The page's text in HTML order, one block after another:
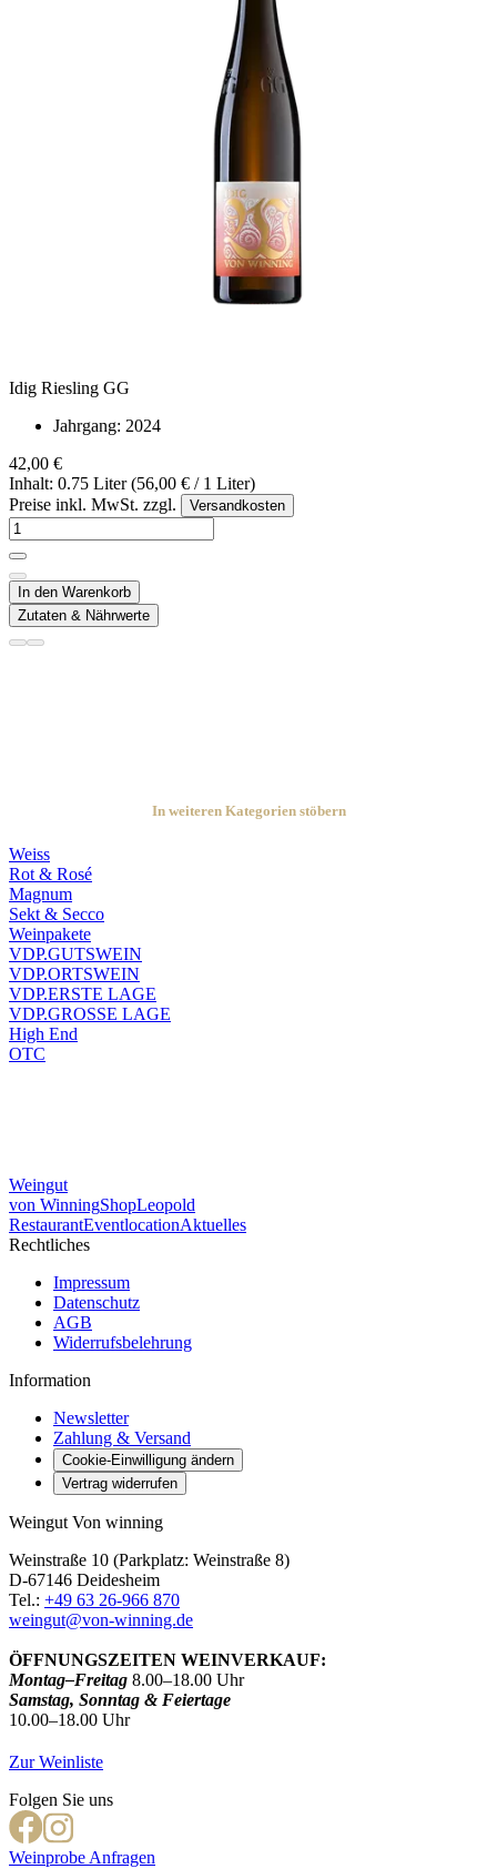
Idig Riesling GG
Jahrgang: 2024
42,00 €
Inhalt: 0.75 Liter (56,00 € / 1 Liter)
Preise inkl. MwSt. zzgl.
Versandkosten
In den Warenkorb
Zutaten & Nährwerte
In weiteren Kategorien stöbern
Weiss
Rot & Rosé
Magnum
Sekt & Secco
Weinpakete
VDP.GUTSWEIN
VDP.ORTSWEIN
VDP.ERSTE LAGE
VDP.GROSSE LAGE
High End
OTC
Weingut
von WinningShopLeopold
RestaurantEventlocationAktuelles
Rechtliches
Impressum
Datenschutz
AGB
Widerrufsbelehrung
Information
Newsletter
Zahlung & Versand
Cookie-Einwilligung ändern
Vertrag widerrufen
Weingut Von winning
Weinstraße 10 (Parkplatz: Weinstraße 8)
D-67146 Deidesheim
Tel.: +49 63 26-966 870
weingut@von-winning.de
ÖFFNUNGSZEITEN WEINVERKAUF:
Montag–Freitag 8.00–18.00 Uhr
Samstag, Sonntag & Feiertage
10.00–18.00 Uhr
Zur Weinliste
Folgen Sie uns
Weinprobe Anfragen